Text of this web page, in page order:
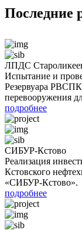
Последние
ЛПДС
Испытание и
Резервуара
перевооружения
подробнее
СИБУР-Кстово
Реализация
Кстовского
«СИБУР-Кстово».
подробнее